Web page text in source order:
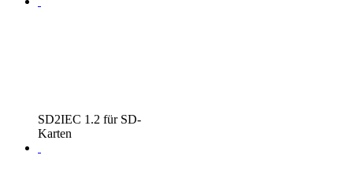
SD2IEC 1.2 für SD-
Karten